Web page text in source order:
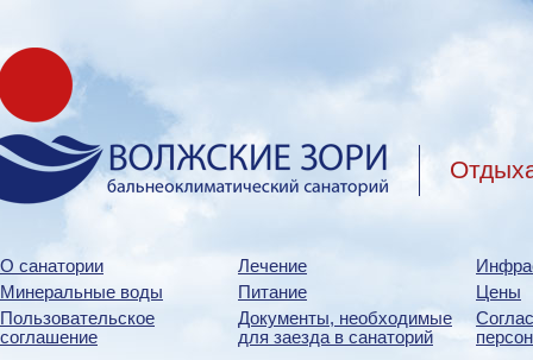
О санатории Лечение
Минеральные воды
Питание
Цены
Пользовательское
соглашение
Документы, необходимые
для заезда в санаторий